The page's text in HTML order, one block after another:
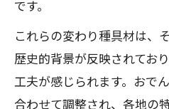
です。
これらの変わり種具材は、
歴史的背景が反映されてお
工夫が感じられます。おで
合わせて調整され、各地の